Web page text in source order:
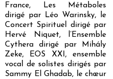
France, Les Métaboles
dirigé par Léo Warinsky, le
Concert Spirituel dirigé par
Hervé Niquet, l’Ensemble
Cythera dirigé par Mihály
Zeke, EOS XXI, ensemble
vocal de solistes dirigés par
Sammy El Ghadab, le chœur